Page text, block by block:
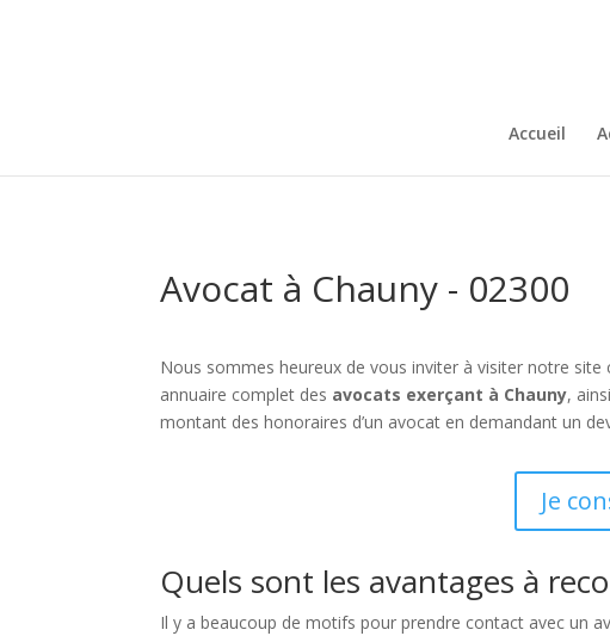
Accueil
Avocat à Chauny - 02300
Nous sommes heureux de vous inviter à visiter notre site
annuaire complet des avocats exerçant à Chauny,
montant des honoraires d’un avocat en demandant un
Je
Quels sont les avantages à
Il y a beaucoup de motifs pour prendre contact avec un